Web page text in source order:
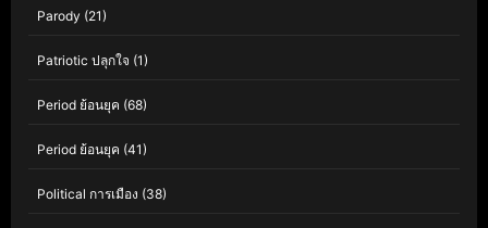
Parody (21)
Patriotic ปลุกใจ (1)
Period ย้อนยุค (68)
Period ย้อนยุค (41)
Political การเมือง (38)